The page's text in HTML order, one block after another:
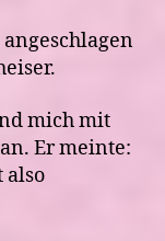
mich mit
Er meinte:
also